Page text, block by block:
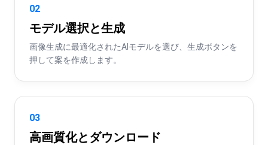
02
モデル選択と生成
画像生成に最適化されたAIモデルを選び、生成ボタンを
押して案を作成します。
03
高画質化とダウンロード